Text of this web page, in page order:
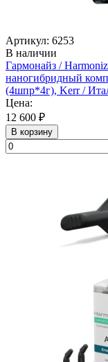
Артикул: 6253
В наличии
Гармонайз /
наногибридный
(4шпр*4г), Kerr /
Цена:
12 600 ₽
В корзину